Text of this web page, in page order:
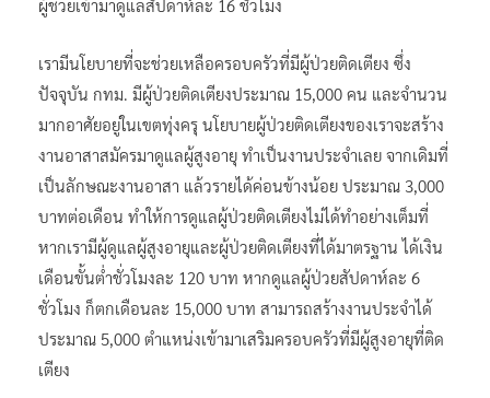
ผู้ช่วยเข้ามาดูแลสัปดาห์ละ 16 ชั่วโมง
เรามีนโยบายที่จะช่วยเหลือครอบครัวที่มีผู้ป่วยติดเตียง ซึ่ง
ปัจจุบัน กทม. มีผู้ป่วยติดเตียงประมาณ 15,000 คน และจำนวน
มากอาศัยอยู่ในเขตทุ่งครุ นโยบายผู้ป่วยติดเตียงของเราจะสร้าง
งานอาสาสมัครมาดูแลผู้สูงอายุ ทำเป็นงานประจำเลย จากเดิมที่
เป็นลักษณะงานอาสา แล้วรายได้ค่อนข้างน้อย ประมาณ 3,000
บาทต่อเดือน ทำให้การดูแลผู้ป่วยติดเตียงไม่ได้ทำอย่างเต็มที่
หากเรามีผู้ดูแลผู้สูงอายุและผู้ป่วยติดเตียงที่ได้มาตรฐาน ได้เงิน
เดือนขั้นต่ำชั่วโมงละ 120 บาท หากดูแลผู้ป่วยสัปดาห์ละ 6
ชั่วโมง ก็ตกเดือนละ 15,000 บาท สามารถสร้างงานประจำได้
ประมาณ 5,000 ตำแหน่งเข้ามาเสริมครอบครัวที่มีผู้สูงอายุที่ติด
เตียง